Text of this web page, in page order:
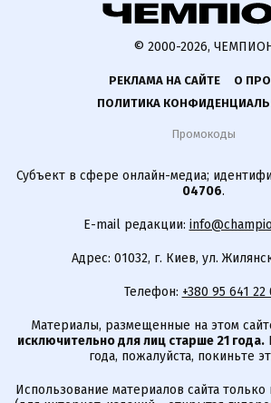
© 2000-2026,
РЕКЛАМА НА САЙТЕ
О
ПОЛИТИКА
Промокоды
Субъект в сфере онлайн-медиа;
04706.
E-mail редакции:
Адрес: 01032, г. Киев, ул.
Телефон: +380 95 641 22
Материалы, размещенные на этом
исключительно для лиц старше 21 года.
года, пожалуйста, покиньте
Использование материалов сайта